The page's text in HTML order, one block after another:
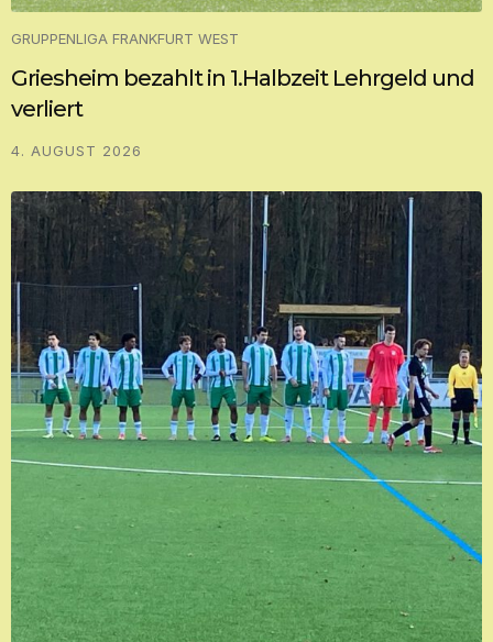
GRUPPENLIGA FRANKFURT WEST
Griesheim bezahlt in 1.Halbzeit Lehrgeld und
verliert
4. AUGUST 2026